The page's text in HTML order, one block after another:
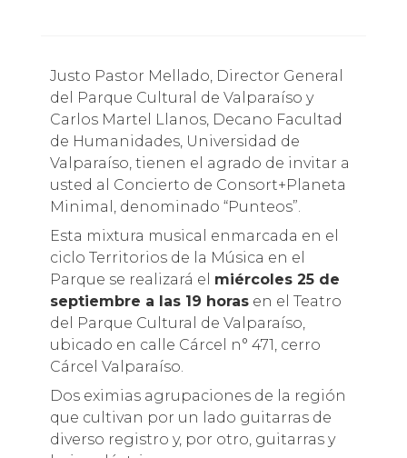
Justo Pastor Mellado, Director General
del Parque Cultural de Valparaíso y
Carlos Martel Llanos, Decano Facultad
de Humanidades, Universidad de
Valparaíso, tienen el agrado de invitar a
usted al Concierto de Consort+Planeta
Minimal, denominado “Punteos”.
Esta mixtura musical enmarcada en el
ciclo Territorios de la Música en el
Parque se realizará el miércoles 25 de
septiembre a las 19 horasen el Teatro
del Parque Cultural de Valparaíso,
ubicado en calle Cárcel n° 471, cerro
Cárcel Valparaíso.
Dos eximias agrupaciones de la región
que cultivan por un lado guitarras de
diverso registro y, por otro, guitarras y